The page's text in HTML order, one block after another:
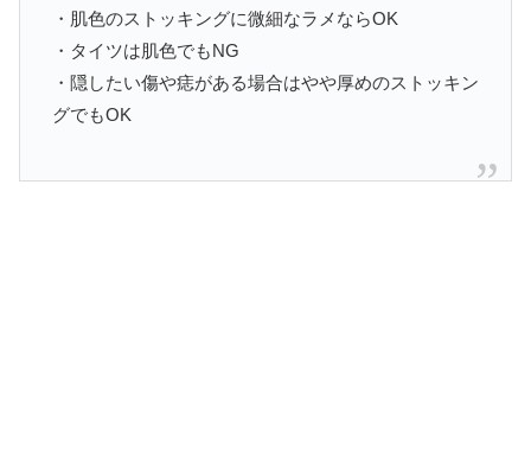
・肌色のストッキングに微細なラメならOK
・タイツは肌色でもNG
・隠したい傷や痣がある場合はやや厚めのストッキン
グでもOK